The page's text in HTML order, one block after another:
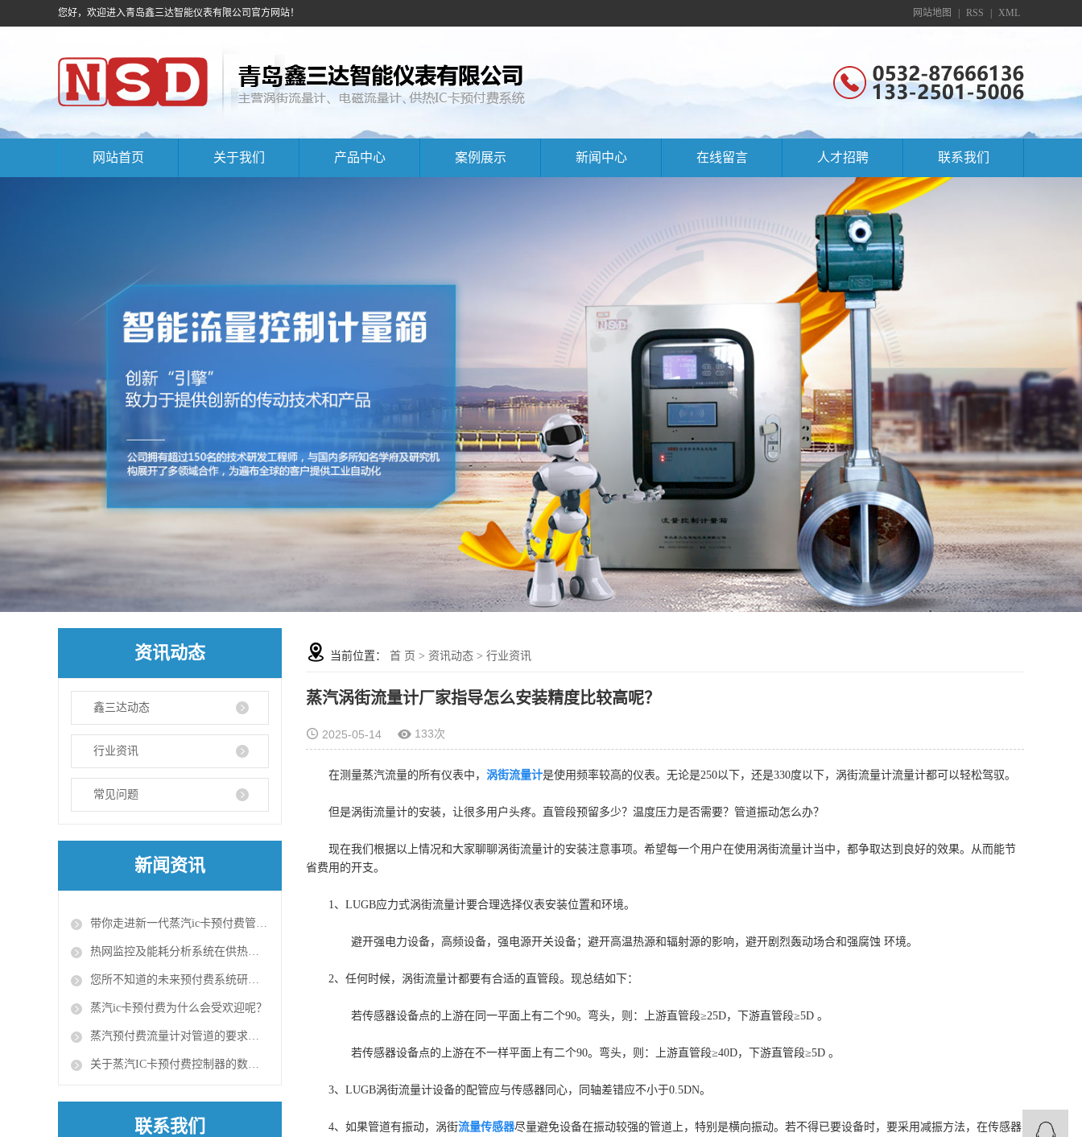
您好，欢迎进入青岛鑫三达智能仪表有限公司官方网站！ 网站地图 RSS XML
网站首页 关于我们 产品中心 案例展示 新闻中心 在线留言 人才招聘 联系我们
资讯动态
鑫三达动态
行业资讯
常见问题
新闻资讯
带你走进新一代蒸汽ic卡预付费管理系统
热网监控及能耗分析系统在供热运行中的效果问题
您所不知道的未来预付费系统研发背景
蒸汽ic卡预付费为什么会受欢迎呢？
蒸汽预付费流量计对管道的要求有两点
关于蒸汽IC卡预付费控制器的数据监控系统的知识
联系我们
当前位置： 首 页 > 资讯动态> 行业资讯
蒸汽涡街流量计厂家指导怎么安装精度比较高呢？
2025-05-14 133次
在测量蒸汽流量的所有仪表中， 涡街流量计是使用频率较高的仪表。无论是250以下，还是330度以下，涡街流量计流量计都可以轻松驾驭。
但是涡街流量计的安装，让很多用户头疼。直管段预留多少？温度压力是否需要？管道振动怎么办？
现在我们根据以上情况和大家聊聊涡街流量计的安装注意事项。希望每一个用户在使用涡街流量计当中，都争取达到良好的效果。从而能节
省费用的开支。
1、LUGB应力式涡街流量计要合理选择仪表安装位置和环境。
避开强电力设备，高频设备，强电源开关设备；避开高温热源和辐射源的影响，避开剧烈轰动场合和强腐蚀 环境。
2、任何时候，涡街流量计都要有合适的直管段。现总结如下：
若传感器设备点的上游在同一平面上有二个90。弯头，则：上游直管段≥25D，下游直管段≥5D 。
若传感器设备点的上游在不一样平面上有二个90。弯头，则：上游直管段≥40D，下游直管段≥5D 。
3、LUGB涡街流量计设备的配管应与传感器同心，同轴差错应不小于0.5DN。
4、如果管道有振动，涡街流量传感器尽量避免设备在振动较强的管道上，特别是横向振动。若不得已要设备时，要采用减振方法，在传感器